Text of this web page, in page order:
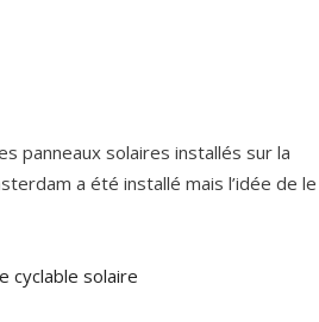
panneaux solaires installés sur la
a été installé mais l’idée de le
cyclable solaire